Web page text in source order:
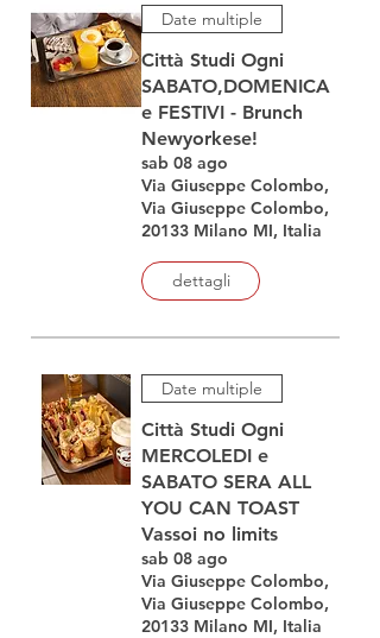
Date multiple
Città Studi Ogni
SABATO,DOMENICA
e FESTIVI - Brunch
Newyorkese!
sab 08 ago
Via Giuseppe Colombo,
Via Giuseppe Colombo,
20133 Milano MI, Italia
dettagli
Date multiple
Città Studi Ogni
MERCOLEDI e
SABATO SERA ALL
YOU CAN TOAST
Vassoi no limits
sab 08 ago
Via Giuseppe Colombo,
Via Giuseppe Colombo,
20133 Milano MI, Italia